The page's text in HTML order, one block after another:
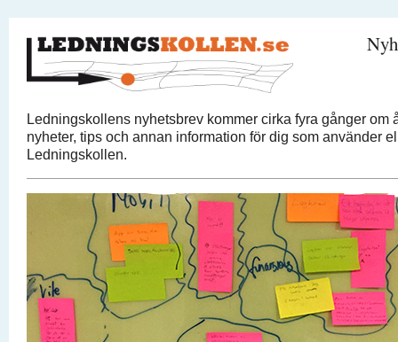
Ledningskollens nyhetsbrev kommer cirka fyra gånger om
nyheter, tips och annan information för dig som använder
Ledningskollen.